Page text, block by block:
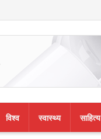
विश्व स्वास्थ्य साहित्य